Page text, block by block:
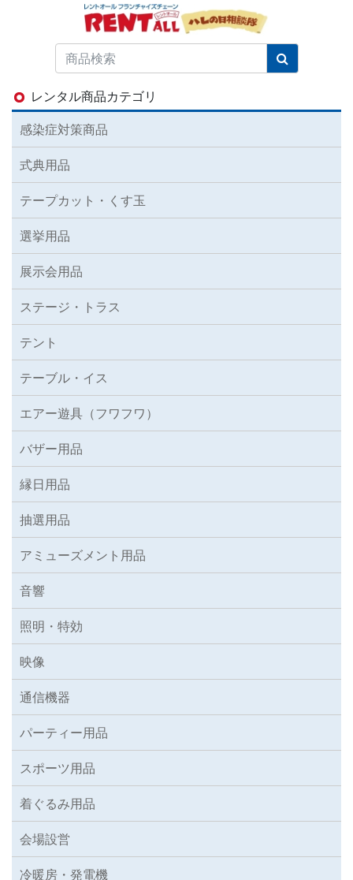
レンタル商品カテゴリ
感染症対策商品
式典用品
テープカット・くす玉
選挙用品
展示会用品
ステージ・トラス
テント
テーブル・イス
エアー遊具（フワフワ）
バザー用品
縁日用品
抽選用品
アミューズメント用品
音響
照明・特効
映像
通信機器
パーティー用品
スポーツ用品
着ぐるみ用品
会場設営
冷暖房・発電機